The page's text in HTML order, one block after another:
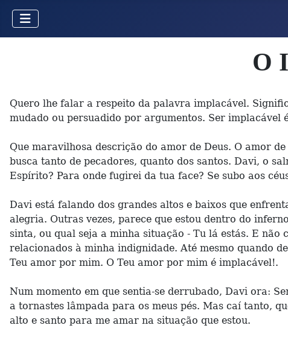
O
Quero lhe falar a respeito da palavra implacável.
mudado ou persuadido por argumentos. Ser implacável
Que maravilhosa descrição do amor de Deus. O amor
busca tanto de pecadores, quanto dos santos. Davi, o
Espírito? Para onde fugirei da tua face? Se subo aos
Davi está falando dos grandes altos e baixos que
alegria. Outras vezes, parece que estou dentro do
sinta, ou qual seja a minha situação - Tu lá estás. E
relacionados à minha indignidade. Até mesmo quando
Teu amor por mim. O Teu amor por mim é implacável!.
Num momento em que sentia-se derrubado, Davi ora:
a tornastes lâmpada para os meus pés. Mas caí tanto,
alto e santo para me amar na situação que estou.